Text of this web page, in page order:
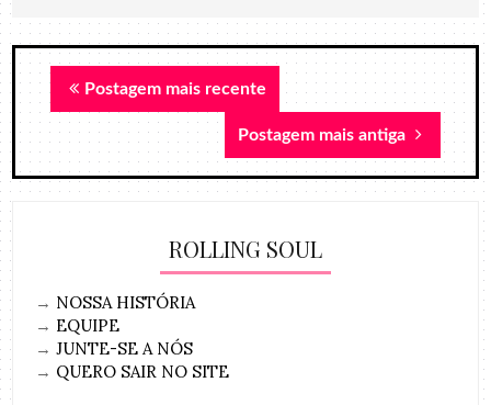
Postagem mais recente
Postagem mais antiga
ROLLING SOUL
→ NOSSA HISTÓRIA
→ EQUIPE
→JUNTE-SE A NÓS
→ QUERO SAIR NO SITE